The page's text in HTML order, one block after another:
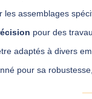
les assemblages
pour des
adaptés à divers
pour sa